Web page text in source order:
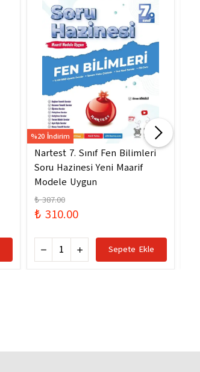
%20 İndirim
Nartest 7. Sınıf Fen Bilimleri
Soru Hazinesi Yeni Maarif
Modele Uygun
₺ 387.00
₺ 310.00
Sepete Ekle